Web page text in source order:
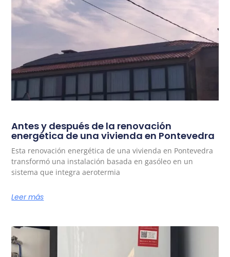
Antes y después de la renovación
energética de una vivienda en Pontevedra
Esta renovación energética de una vivienda en Pontevedra
transformó una instalación basada en gasóleo en un
sistema que integra aerotermia
Leer más